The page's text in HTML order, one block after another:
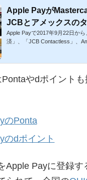
Apple Payが
JCBとアメックスの
応！日本と海外で使
Apple Payで2017年9月22日か
済」、「JCB Contactless」、
やdポイントも
のPonta
のdポイント
Apple Payに登録す